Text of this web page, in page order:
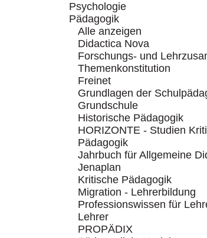
Psychologie
Pädagogik
Alle anzeigen
Didactica Nova
Forschungs- und
Themenkonstitution
Freinet
Grundlagen der
Grundschule
Historische Pädagogik
HORIZONTE - Studien
Pädagogik
Jahrbuch für Allgemeine
Jenaplan
Kritische Pädagogik
Migration - Lehrerbildung
Professionswissen für
Lehrer
PROPÄDIX